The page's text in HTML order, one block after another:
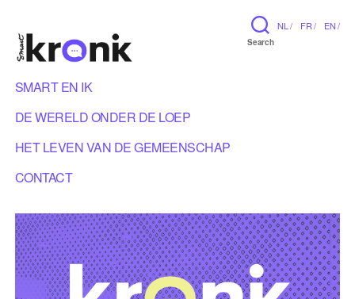
NL / FR / EN /
Search
SMART EN IK
DE WERELD ONDER DE LOEP
HET LEVEN VAN DE GEMEENSCHAP
CONTACT